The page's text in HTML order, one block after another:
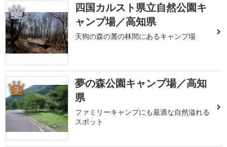
2
四国カルスト県立自然公園キ
ャンプ場／高知県
天狗の森の麓の林間にあるキャンプ場
3
夢の森公園キャンプ場／高知
県
ファミリーキャンプにも最適な自然溢れる
スポット